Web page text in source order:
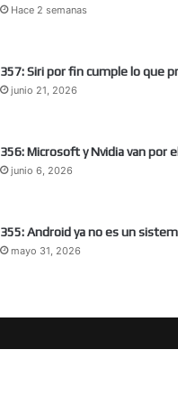
Hace 2 semanas
357: Siri por fin cumple lo que
junio 21, 2026
356: Microsoft y Nvidia van por
junio 6, 2026
355: Android ya no es un
mayo 31, 2026